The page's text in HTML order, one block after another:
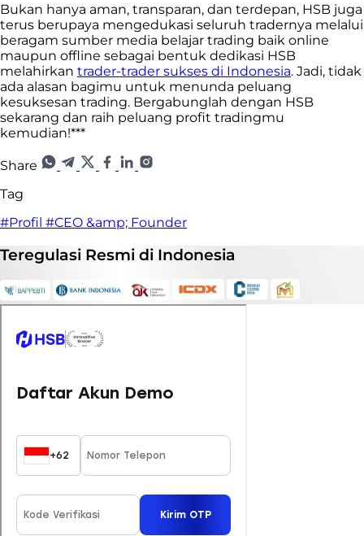
Bukan hanya aman, transparan, dan terdepan, HSB juga
terus berupaya mengedukasi seluruh tradernya melalui
beragam sumber media belajar trading baik online
maupun offline sebagai bentuk dedikasi HSB
melahirkan trader-trader sukses di Indonesia. Jadi, tidak
ada alasan bagimu untuk menunda peluang
kesuksesan trading. Bergabunglah dengan HSB
sekarang dan raih peluang profit tradingmu
kemudian!***
Share
Tag
#Profil #CEO &amp; Founder
Teregulasi Resmi di Indonesia